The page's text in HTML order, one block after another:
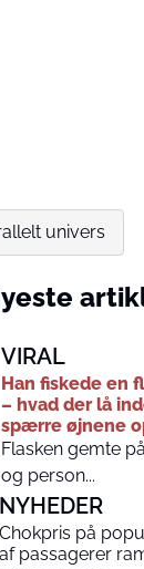
univers
VIRAL
Han fiskede en
– hvad der lå
spærre øjnene
Flasken gemte
og person...
NYHEDER
Chokpris på
af passagerer